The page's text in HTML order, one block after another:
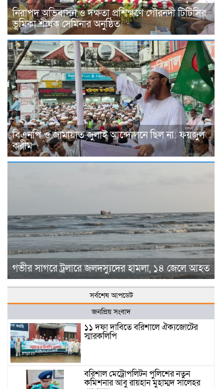
নিরাপদ অভিবাসন ও দক্ষতা প্রশিক্ষণে গৌরনদী টিটিসির
ভূমিকা শীর্ষক সেমিনার অনুষ্ঠিত
বিএনপি ও জামায়াত জুলাই আন্দোলনে ছিল না: ফয়জুল
করীম
গভীর সাগরে ট্রলারে জলদস্যুদের হামলা, ১৪ জেলে আহত
সর্বশেষ আপডেট
জনপ্রিয় সংবাদ
১১ দফা দাবিতে বরিশালে ঐক্যজোটের
স্মারকলিপি
বরিশাল মেট্রোপলিটন পুলিশের নতুন
কমিশনার আবু রায়হান মুহাম্মদ সালেহর